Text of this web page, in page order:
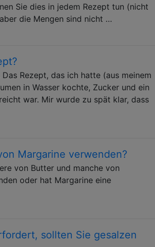
Sie dies in jedem Rezept tun (nicht
die Mengen sind nicht …
Rezept, das ich hatte (aus meinem
in Wasser kochte, Zucker und ein
war. Mir wurde zu spät klar, dass
Margarine verwenden?
von Butter und manche von
oder hat Margarine eine
sollten Sie gesalzen